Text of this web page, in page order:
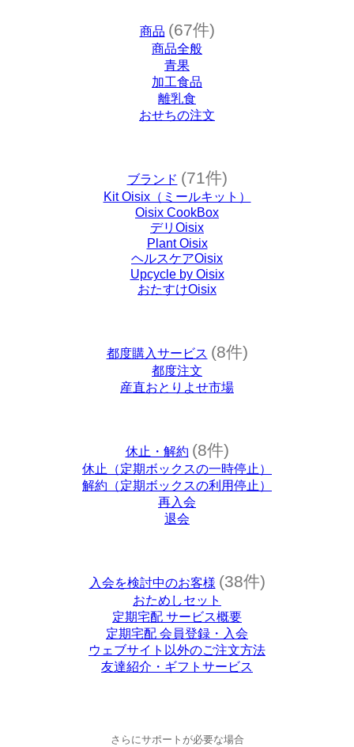
商品 (67件)
商品全般
青果
加工食品
離乳食
おせちの注文
ブランド (71件)
Kit Oisix（ミールキット）
Oisix CookBox
デリOisix
Plant Oisix
ヘルスケアOisix
Upcycle by Oisix
おたすけOisix
都度購入サービス (8件)
都度注文
産直おとりよせ市場
休止・解約 (8件)
休止（定期ボックスの一時停止）
解約（定期ボックスの利用停止）
再入会
退会
入会を検討中のお客様 (38件)
おためしセット
定期宅配 サービス概要
定期宅配 会員登録・入会
ウェブサイト以外のご注文方法
友達紹介・ギフトサービス